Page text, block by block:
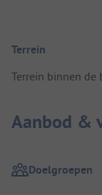
Terrein
Terrein binnen
Aanbod &
Doelgroepen